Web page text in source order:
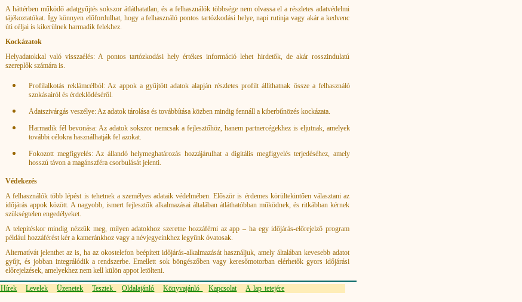
A háttérben működő adatgyűjtés sokszor átláthatatlan, és a felhasználók többsége nem olvassa el a részletes adatvédelmi
tájékoztatókat. Így könnyen előfordulhat, hogy a felhasználó pontos tartózkodási helye, napi rutinja vagy akár a kedvenc
úti céljai is kikerülnek harmadik felekhez.
Kockázatok
Helyadatokkal való visszaélés: A pontos tartózkodási hely értékes információ lehet hirdetők, de akár rosszindulatú
szereplők számára is.
Profilalkotás reklámcélból: Az appok a gyűjtött adatok alapján részletes profilt állíthatnak össze a felhasználó
szokásairól és érdeklődéséről.
Adatszivárgás veszélye: Az adatok tárolása és továbbítása közben mindig fennáll a kiberbűnözés kockázata.
Harmadik fél bevonása: Az adatok sokszor nemcsak a fejlesztőhöz, hanem partnercégekhez is eljutnak, amelyek
további célokra használhatják fel azokat.
Fokozott megfigyelés: Az állandó helymeghatározás hozzájárulhat a digitális megfigyelés terjedéséhez, amely
hosszú távon a magánszféra csorbulását jelenti.
Védekezés
A felhasználók több lépést is tehetnek a személyes adataik védelmében. Először is érdemes körültekintően választani az
időjárás appok között. A nagyobb, ismert fejlesztők alkalmazásai általában átláthatóbban működnek, és ritkábban kérnek
szükségtelen engedélyeket.
A telepítéskor mindig nézzük meg, milyen adatokhoz szeretne hozzáférni az app – ha egy időjárás-előrejelző program
például hozzáférést kér a kameránkhoz vagy a névjegyeinkhez legyünk óvatosak.
Alternatívát jelenthet az is, ha az okostelefon beépített időjárás-alkalmazását használjuk, amely általában kevesebb adatot
gyűjt, és jobban integrálódik a rendszerbe. Emellett sok böngészőben vagy keresőmotorban elérhetők gyors időjárási
előrejelzések, amelyekhez nem kell külön appot letölteni.
Hírek Levelek Üzenetek Tesztek Oldalajánló Könyvajánló Kapcsolat A lap tetejére